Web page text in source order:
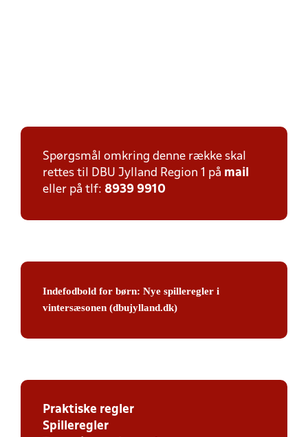
Spørgsmål omkring denne række skal
rettes til DBU Jylland Region 1 på mail
eller på tlf: 8939 9910
Indefodbold for børn: Nye spilleregler i
vintersæsonen (dbujylland.dk)
Praktiske regler
Spilleregler